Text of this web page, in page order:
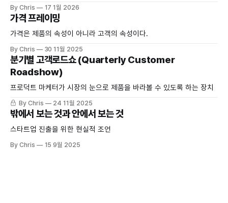
By Chris 17 1월 2026
가격 프레이밍
가격은 제품의 속성이 아니라 고객의 속성이다.
By Chris 30 11월 2025
분기별 고객로드쇼 (Quarterly Customer
Roadshow)
프로덕트 마케터가 시장의 눈으로 제품을 바라볼 수 있도록 하는 장치
By Chris 24 11월 2025
밖에서 보는 것과 안에서 보는 것
스타트업 진출을 위한 현실적 조언
By Chris 15 9월 2025